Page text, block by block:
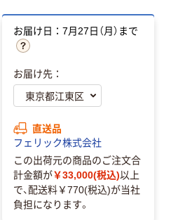
お届け日：7月27日（月）まで
お届け先：
直送品
フェリック株式会社
この出荷元の商品のご注文合
計金額が￥33,000(税込)以上
で、配送料￥770(税込)が当社
負担になります。